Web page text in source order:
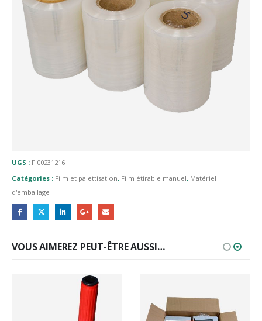
UGS : FI00231216
Catégories : Film et palettisation, Film étirable manuel, Matériel
d'emballage
VOUS AIMEREZ PEUT-ÊTRE AUSSI…